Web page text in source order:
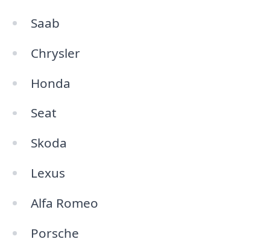
Saab
Chrysler
Honda
Seat
Skoda
Lexus
Alfa Romeo
Porsche